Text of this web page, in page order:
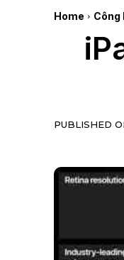
Home Công
PUBLISHED